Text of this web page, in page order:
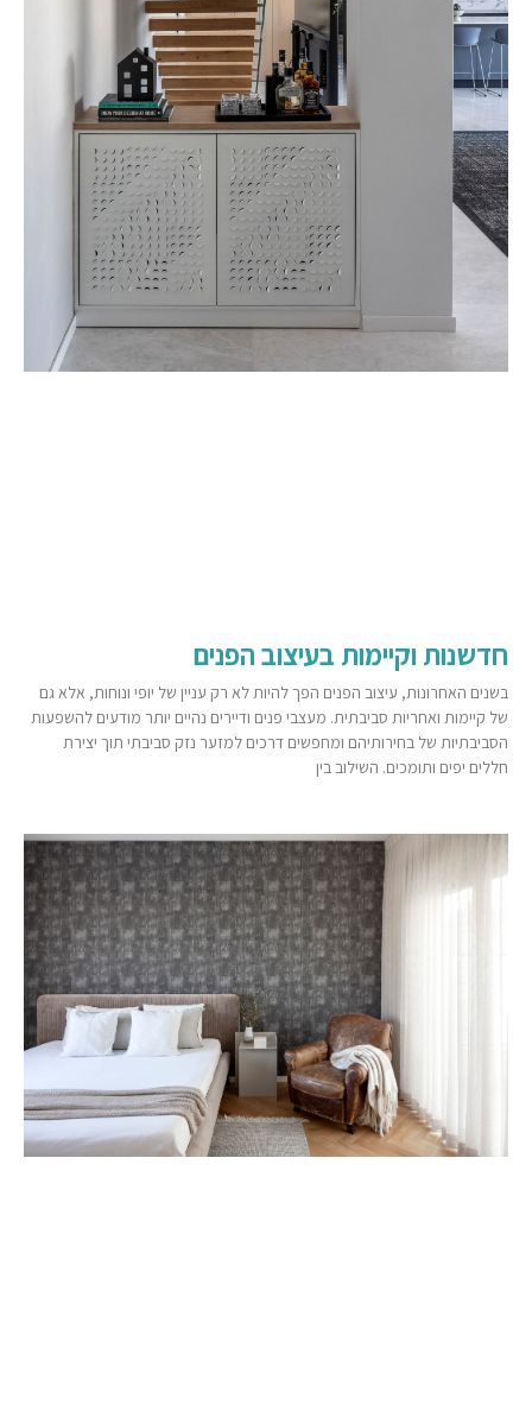
חדשנות וקיימות בעיצוב הפנים
בשנים האחרונות, עיצוב הפנים הפך להיות לא רק עניין של יופי ונוחות, אלא גם
של קיימות ואחריות סביבתית. מעצבי פנים ודיירים נהיים יותר מודעים להשפעות
הסביבתיות של בחירותיהם ומחפשים דרכים למזער נזק סביבתי תוך יצירת
חללים יפים ותומכים. השילוב בין